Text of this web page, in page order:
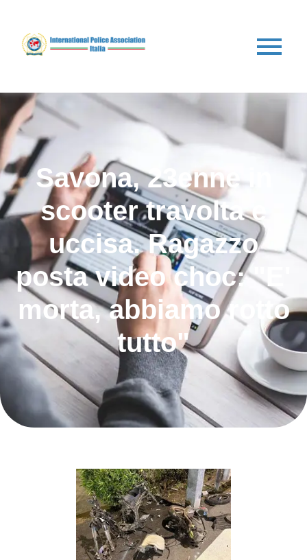
Savona, 23enne in
scooter travolta e
uccisa. Ragazzo
posta video choc: "E'
morta, abbiamo rotto
tutto"